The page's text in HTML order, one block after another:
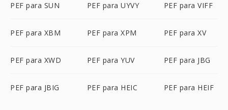
PEF para SUN PEF para UYVY PEF para VIFF
PEF para XBM PEF para XPM PEF para XV
PEF para XWD PEF para YUV PEF para JBG
PEF para JBIG PEF para HEIC PEF para HEIF